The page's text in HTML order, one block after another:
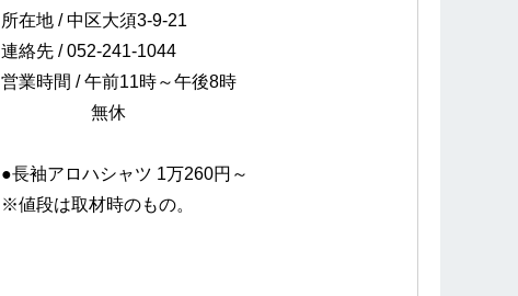
所在地 / 中区大須3-9-21
連絡先 / 052-241-1044
営業時間 / 午前11時～午後8時
無休
●長袖アロハシャツ 1万260円～
※値段は取材時のもの。